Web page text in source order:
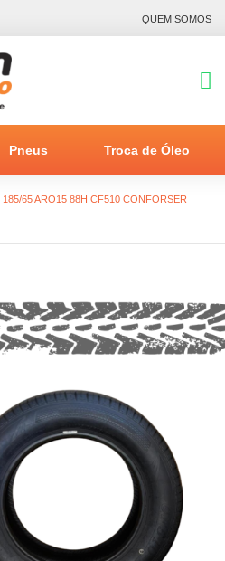
QUEM SOMOS
Pneus Troca de Óleo
185/65 ARO15 88H CF510 CONFORSER